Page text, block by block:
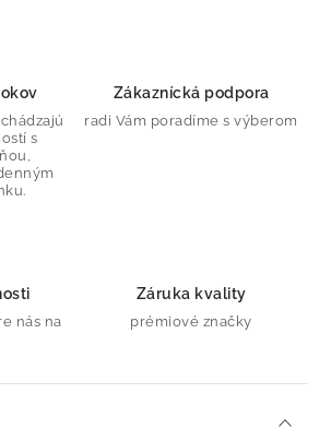
s
Zákaznícká podpora
radi Vám poradíme s výberom
nás na
Záruka kvality
prémiové značky